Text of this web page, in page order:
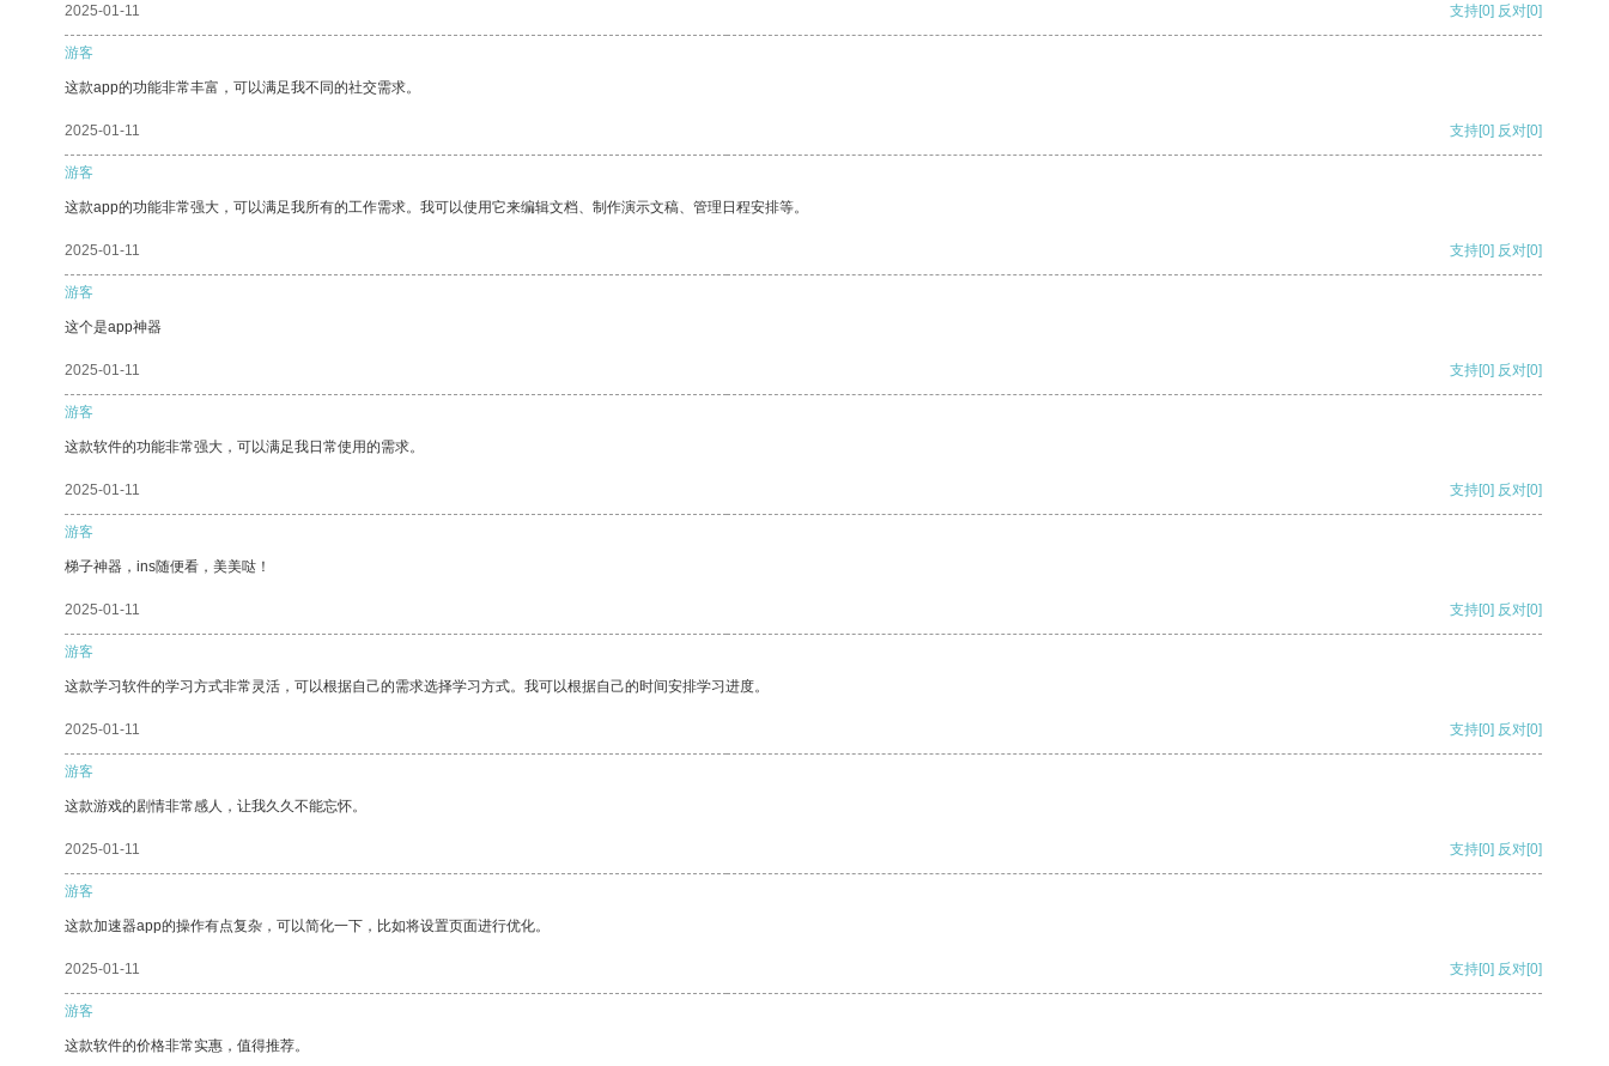
2025-01-11 支持[0] 反对[0]
游客
这款app的功能非常丰富，可以满足我不同的社交需求。
2025-01-11 支持[0] 反对[0]
游客
这款app的功能非常强大，可以满足我所有的工作需求。我可以使用它来编辑文档、制作演示文稿、管理日程安排等。
2025-01-11 支持[0] 反对[0]
游客
这个是app神器
2025-01-11 支持[0] 反对[0]
游客
这款软件的功能非常强大，可以满足我日常使用的需求。
2025-01-11 支持[0] 反对[0]
游客
梯子神器，ins随便看，美美哒！
2025-01-11 支持[0] 反对[0]
游客
这款学习软件的学习方式非常灵活，可以根据自己的需求选择学习方式。我可以根据自己的时间安排学习进度。
2025-01-11 支持[0] 反对[0]
游客
这款游戏的剧情非常感人，让我久久不能忘怀。
2025-01-11 支持[0] 反对[0]
游客
这款加速器app的操作有点复杂，可以简化一下，比如将设置页面进行优化。
2025-01-11 支持[0] 反对[0]
游客
这款软件的价格非常实惠，值得推荐。